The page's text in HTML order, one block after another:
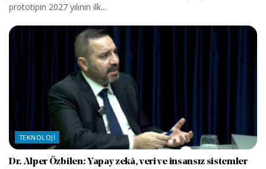
prototipin 2027 yılının ilk...
TEKNOLOJI
Dr. Alper Özbilen: Yapay zekâ, veri ve insansız sistemler